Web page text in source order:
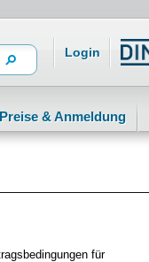
Login
Preise & Anmeldung
für